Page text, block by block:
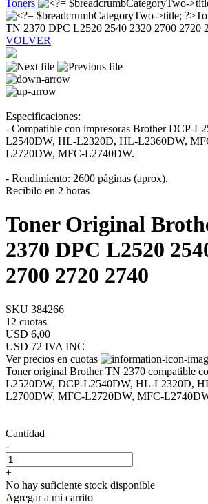
Toners
TN 2370 DPC L2520 2540 2320 2700 2720
VOLVER
Especificaciones:
- Compatible con impresoras Brother DCP-
L2540DW, HL-L2320D, HL-L2360DW,
L2720DW, MFC-L2740DW.
- Rendimiento: 2600 páginas (aprox).
Recibilo en 2 horas
Toner Original
2370 DPC L2520
2700 2720 2740
SKU 384266
12 cuotas
USD 6,00
USD 72 IVA INC
Ver precios en cuotas
Toner original Brother TN 2370 compatible
L2520DW, DCP-L2540DW, HL-L2320D,
L2700DW, MFC-L2720DW, MFC-
Cantidad
-
+
No hay suficiente stock disponible
Agregar a mi carrito